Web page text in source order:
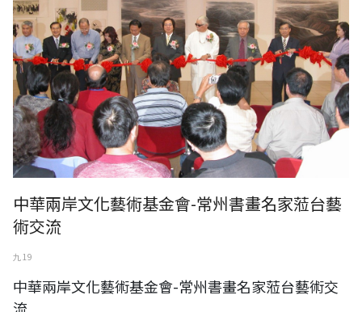
中華兩岸文化藝術基金會-常州書畫名家蒞台藝
術交流
九 19
中華兩岸文化藝術基金會-常州書畫名家蒞台藝術交